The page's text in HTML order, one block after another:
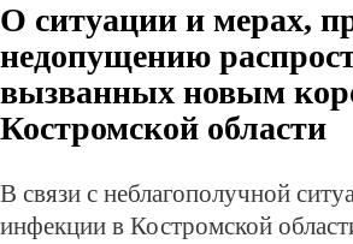
О ситуации и мерах,
недопущению
вызванных новым
Костромской области
В связи с неблагополучной
инфекции в Костромской